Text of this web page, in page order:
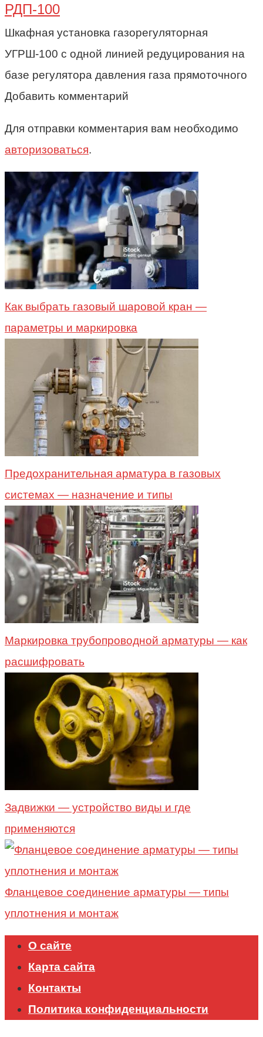
РДП-100
Шкафная установка газорегуляторная
УГРШ-100 с одной линией редуцирования на
базе регулятора давления газа прямоточного
Добавить комментарий
Для отправки комментария вам необходимо
авторизоваться.
Как выбрать газовый шаровой кран —
параметры и маркировка
Предохранительная арматура в газовых
системах — назначение и типы
Маркировка трубопроводной арматуры — как
расшифровать
Задвижки — устройство виды и где
применяются
Фланцевое соединение арматуры — типы
уплотнения и монтаж
О сайте
Карта сайта
Контакты
Политика конфиденциальности